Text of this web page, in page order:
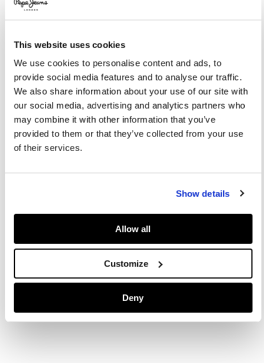
This website uses cookies
We use cookies to personalise content and ads, to
provide social media features and to analyse our traffic.
We also share information about your use of our site with
our social media, advertising and analytics partners who
may combine it with other information that you’ve
provided to them or that they’ve collected from your use
of their services.
Show details
Allow all
Customize
Deny
Promotions
Variations
COULEURS:
SÉLECTIONNEZ LA TAILLE:
Le mannequin porte: S Taille du mannequin: 1.78 m
Guide des tailles
DÉTAILS DU PRODUIT